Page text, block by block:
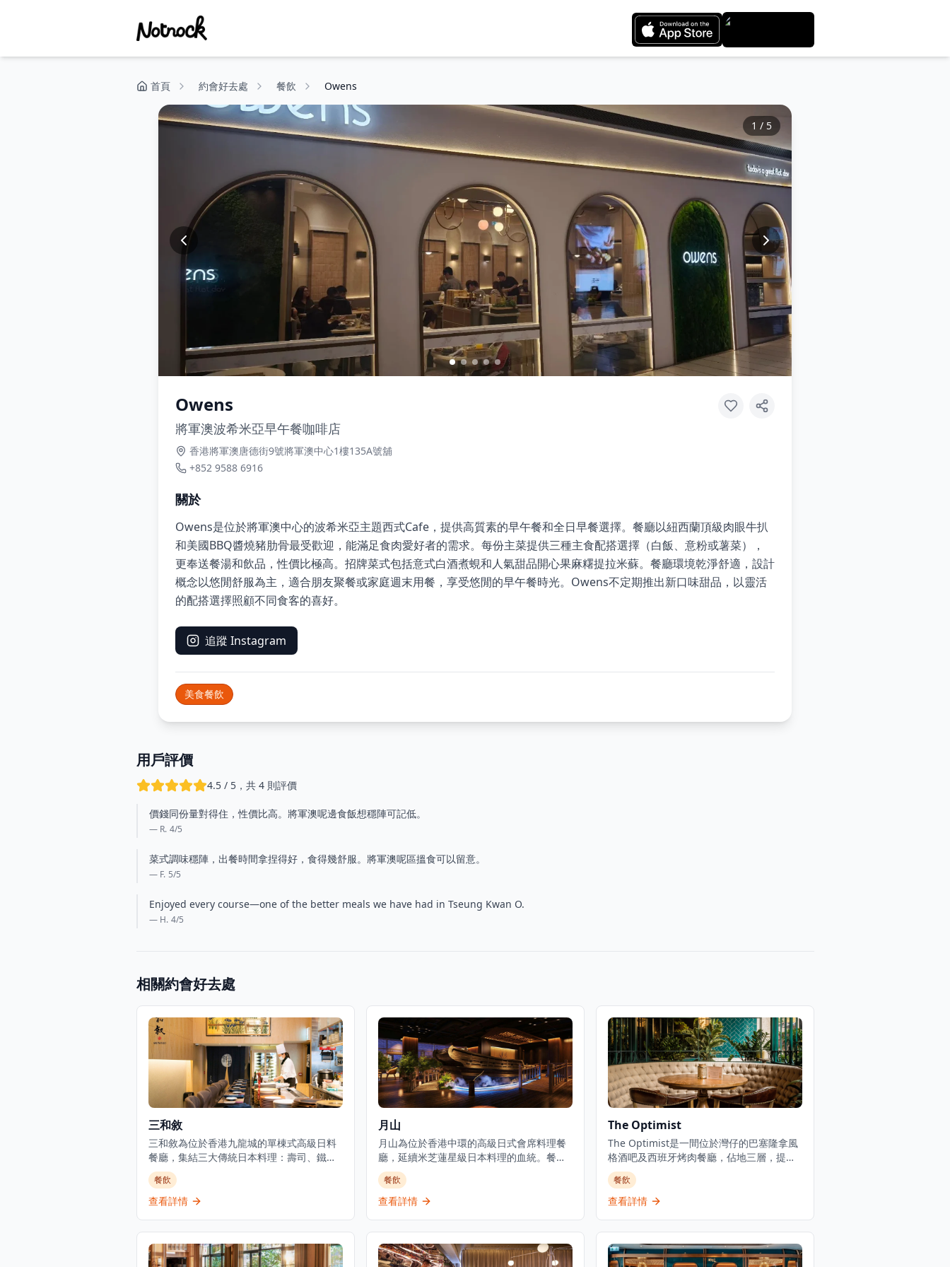
首頁 約會好去處 餐飲 Owens
1 / 5
Owens
將軍澳波希米亞早午餐咖啡店
香港將軍澳唐德街9號將軍澳中心1樓135A號舖
+852 9588 6916
關於
Owens是位於將軍澳中心的波希米亞主題西式Cafe，提供高質素的早午餐和全日早餐選擇。餐廳以紐西蘭頂級肉眼牛扒
和美國BBQ醬燒豬肋骨最受歡迎，能滿足食肉愛好者的需求。每份主菜提供三種主食配搭選擇（白飯、意粉或薯菜），
更奉送餐湯和飲品，性價比極高。招牌菜式包括意式白酒煮蜆和人氣甜品開心果麻糬提拉米蘇。餐廳環境乾淨舒適，設計
概念以悠閒舒服為主，適合朋友聚餐或家庭週末用餐，享受悠閒的早午餐時光。Owens不定期推出新口味甜品，以靈活
的配搭選擇照顧不同食客的喜好。
追蹤 Instagram
美食餐飲
用戶評價
4.5 / 5，共 4 則評價
價錢同份量對得住，性價比高。將軍澳呢邊食飯想穩陣可記低。
— R. 4/5
菜式調味穩陣，出餐時間拿捏得好，食得幾舒服。將軍澳呢區搵食可以留意。
— F. 5/5
Enjoyed every course—one of the better meals we have had in Tseung Kwan O.
— H. 4/5
相關約會好去處
三和敘
三和敘為位於香港九龍城的單棟式高級日料
餐廳，集結三大傳統日本料理：壽司、鐵板
燒、爐端燒的日式餐飲概念。環境優美舒
適，適合情侶約會、好友聚會及商業用餐。
餐廳以優質食材呈獻高級日式料理，提供卓
柳御膳（HK$268起）、燒西京味噌銀鱈魚御
膳（HK$228起）等精緻料理。結合高級料理
餐飲
查看詳情
月山
月山為位於香港中環的高級日式會席料理餐
廳，延續米芝蓮星級日本料理的血統。餐廳
佔地3,000平方呎，由資深廚藝團隊領導，行
政總廚黃冠華來自「日山」，專精於以美酒
配佳餚的會席料理，同時提供廚師發辦壽司
中「時令食材」的精神。季節性輪換的無菜
單套餐定價為港幣1,580元，帶領食客展開多
餐飲
查看詳情
The Optimist
The Optimist是一間位於灣仔的巴塞隆拿風
格酒吧及西班牙烤肉餐廳，佔地三層，提供
正宗慷慨的西班牙北部用餐體驗。餐廳專門
提供新鮮海鮮塔、烤優質肉類和傳統西班牙
小食，採用免服務費經營模式。憑藉其西班
和在充滿活力的社交氛圍中享用的菜式。
餐飲
查看詳情